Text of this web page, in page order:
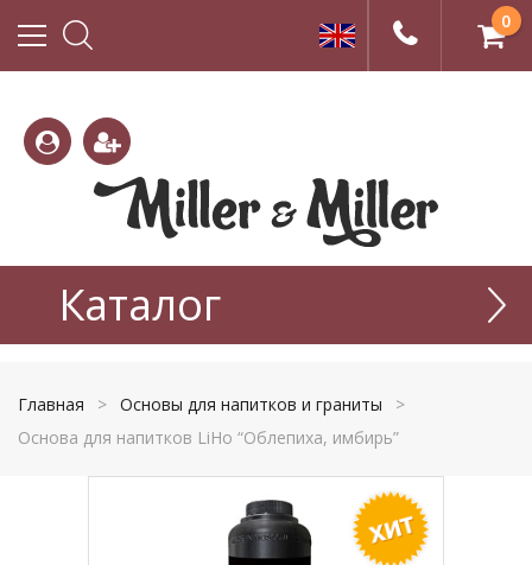
333-
(495)
77-99
0
Каталог
Главная > Основы для напитков и граниты
>
Основа для напитков LiHo “Облепиха, имбирь”